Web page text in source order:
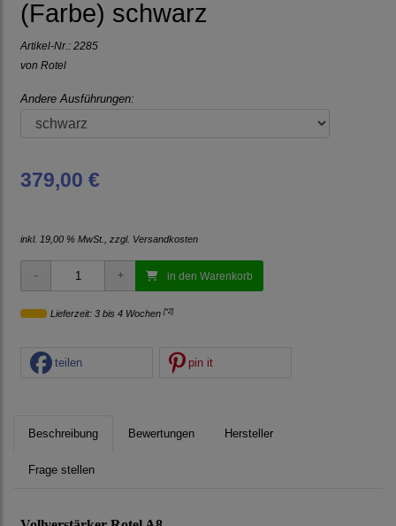
(Farbe) schwarz
Artikel-Nr.: 2285
von Rotel
Andere Ausführungen:
379,00 €
inkl. 19,00 % MwSt., zzgl. Versandkosten
in den Warenkorb
Lieferzeit: 3 bis 4 Wochen [*2]
teilen pin it
Beschreibung Bewertungen Hersteller
Frage stellen